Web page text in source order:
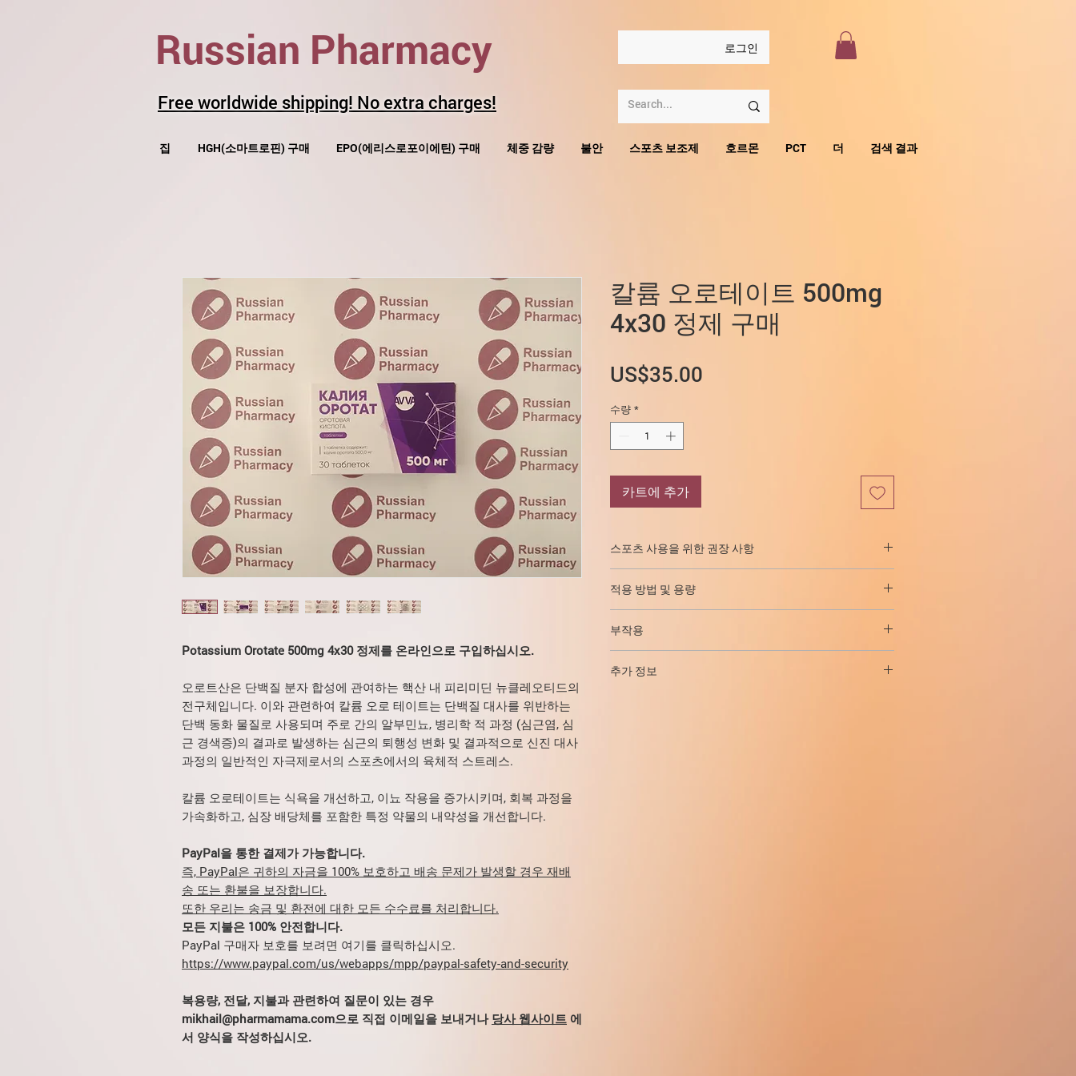
Russian Pharmacy
Free worldwide shipping! No extra charges!
로그인
집 HGH(소마트로핀) 구매 EPO(에리스로포이에틴) 구매 체중 감량 불안 스포츠 보조제 호르몬 PCT 더 검색 결과
Potassium Orotate 500mg 4x30 정제를 온라인으로 구입하십시오.
오로트산은 단백질 분자 합성에 관여하는 핵산 내 피리미딘 뉴클레오티드의
전구체입니다. 이와 관련하여 칼륨 오로 테이트는 단백질 대사를 위반하는
단백 동화 물질로 사용되며 주로 간의 알부민뇨, 병리학 적 과정 (심근염, 심
근 경색증)의 결과로 발생하는 심근의 퇴행성 변화 및 결과적으로 신진 대사
과정의 일반적인 자극제로서의 스포츠에서의 육체적 스트레스.
칼륨 오로테이트는 식욕을 개선하고, 이뇨 작용을 증가시키며, 회복 과정을
가속화하고, 심장 배당체를 포함한 특정 약물의 내약성을 개선합니다.
PayPal을 통한 결제가 가능합니다.
즉, PayPal은 귀하의 자금을 100% 보호하고 배송 문제가 발생할 경우 재배
송 또는 환불을 보장합니다.
또한 우리는 송금 및 환전에 대한 모든 수수료를 처리합니다.
모든 지불은 100% 안전합니다.
PayPal 구매자 보호를 보려면 여기를 클릭하십시오.
https://www.paypal.com/us/webapps/mpp/paypal-safety-and-security
복용량, 전달, 지불과 관련하여 질문이 있는 경우
mikhail@pharmamama.com으로 직접 이메일을 보내거나 당사 웹사이트 에
서 양식을 작성하십시오.
칼륨 오로테이트 500mg
4x30 정제 구매
US$35.00
수량 *
카트에 추가
스포츠 사용을 위한 권장 사항
근육량 모집 기간 동안의 훈련.
산에서 훈련.
중독 (젖산 포함)으로 인한 간 및 담도 질환의 병용 요법.
조 후 회복 기간.
적용 방법 및 용량
화 스테로이드, 리복신과 같은 다른 약물과 함께 사용됩니
다. 칼륨 오로테이트가 내부(식전 1시간 또는 식후 4시간)
입니다. 스포츠에서 하루 1.5~2g(0.5g 하루 3~4회)의 복
부작용
에는 알레르기 성 피부병이 약물 중단 후 빠르게 통과합니
추가 정보